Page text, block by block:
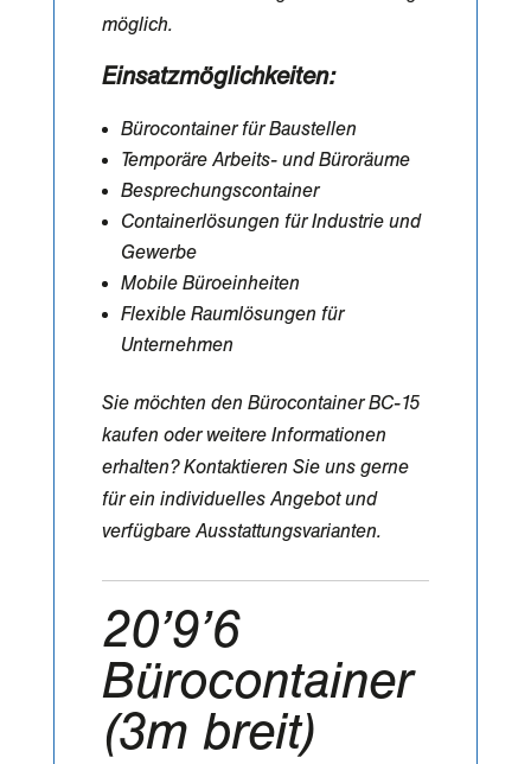
möglich.
Einsatzmöglichkeiten:
Bürocontainer für Baustellen
Temporäre Arbeits- und Büroräume
Besprechungscontainer
Containerlösungen für Industrie und
Gewerbe
Mobile Büroeinheiten
Flexible Raumlösungen für
Unternehmen
Sie möchten den Bürocontainer BC-15
kaufen oder weitere Informationen
erhalten? Kontaktieren Sie uns gerne
für ein individuelles Angebot und
verfügbare Ausstattungsvarianten.
20’9’6
Bürocontainer
(3m breit)